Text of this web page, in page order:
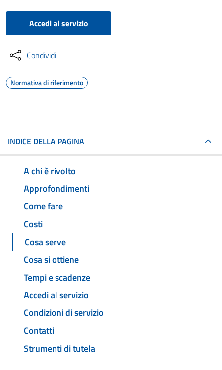
Accedi al servizio
Condividi
Normativa di riferimento
INDICE DELLA PAGINA
A chi è rivolto
Approfondimenti
Come fare
Costi
Cosa serve
Cosa si ottiene
Tempi e scadenze
Accedi al servizio
Condizioni di servizio
Contatti
Strumenti di tutela